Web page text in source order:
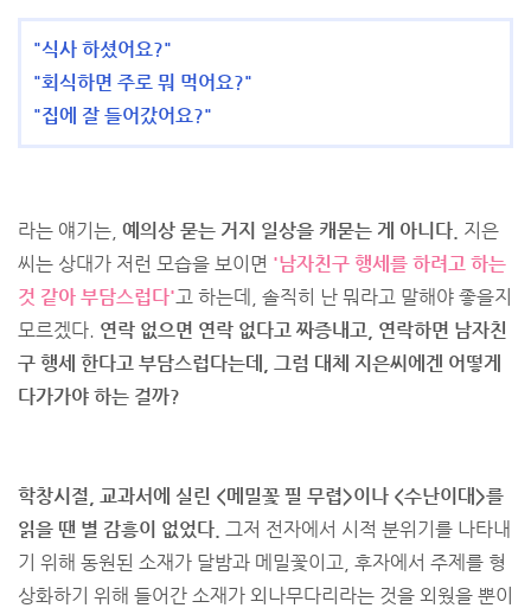
"식사 하셨어요?"
"회식하면 주로 뭐 먹어요?"
"집에 잘 들어갔어요?"
라는 얘기는, 예의상 묻는 거지 일상을 캐묻는 게 아니다. 지은
씨는 상대가 저런 모습을 보이면 '남자친구 행세를 하려고 하는
것 같아 부담스럽다'고 하는데, 솔직히 난 뭐라고 말해야 좋을지
모르겠다. 연락 없으면 연락 없다고 짜증내고, 연락하면 남자친
구 행세 한다고 부담스럽다는데, 그럼 대체 지은씨에겐 어떻게
다가가야 하는 걸까?
학창시절, 교과서에 실린 <메밀꽃 필 무렵>이나 <수난이대>를
읽을 땐 별 감흥이 없었다. 그저 전자에서 시적 분위기를 나타내
기 위해 동원된 소재가 달밤과 메밀꽃이고, 후자에서 주제를 형
상화하기 위해 들어간 소재가 외나무다리라는 것을 외웠을 뿐이